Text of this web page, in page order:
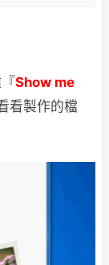
Show me
看製作的檔